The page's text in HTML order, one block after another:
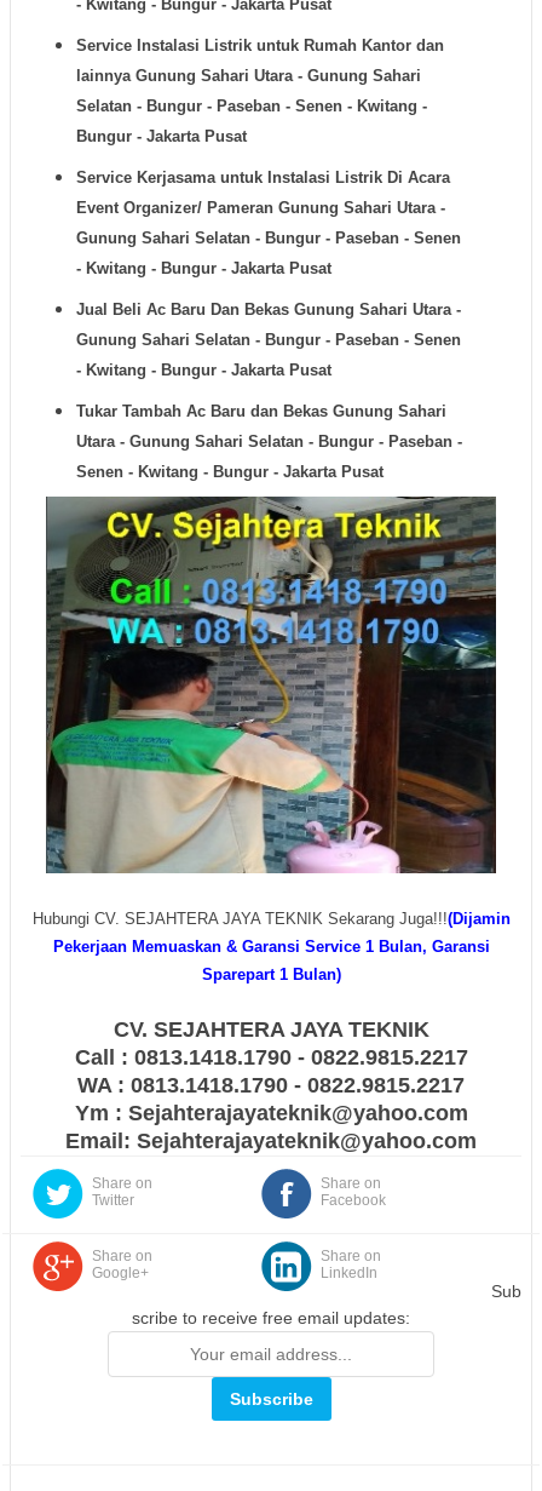
- Kwitang - Bungur - Jakarta Pusat
Service Instalasi Listrik untuk Rumah Kantor dan
lainnya Gunung Sahari Utara - Gunung Sahari
Selatan - Bungur - Paseban - Senen - Kwitang -
Bungur - Jakarta Pusat
Service Kerjasama untuk Instalasi Listrik Di Acara
Event Organizer/ Pameran Gunung Sahari Utara -
Gunung Sahari Selatan - Bungur - Paseban - Senen
- Kwitang - Bungur - Jakarta Pusat
Jual Beli Ac Baru Dan Bekas Gunung Sahari Utara -
Gunung Sahari Selatan - Bungur - Paseban - Senen
- Kwitang - Bungur - Jakarta Pusat
Tukar Tambah Ac Baru dan Bekas Gunung Sahari
Utara - Gunung Sahari Selatan - Bungur - Paseban -
Senen - Kwitang - Bungur - Jakarta Pusat
Hubungi CV. SEJAHTERA JAYA TEKNIK Sekarang Juga!!!(Dijamin
Pekerjaan Memuaskan & Garansi Service 1 Bulan, Garansi
Sparepart 1 Bulan)
CV. SEJAHTERA JAYA TEKNIK
Call : 0813.1418.1790 - 0822.9815.2217
WA : 0813.1418.1790 - 0822.9815.2217
Ym : Sejahterajayateknik@yahoo.com
Email: Sejahterajayateknik@yahoo.com
Share on
Facebook
Share on
Twitter
Share on
Google+
Share on
LinkedIn
Sub
scribe to receive free email updates: